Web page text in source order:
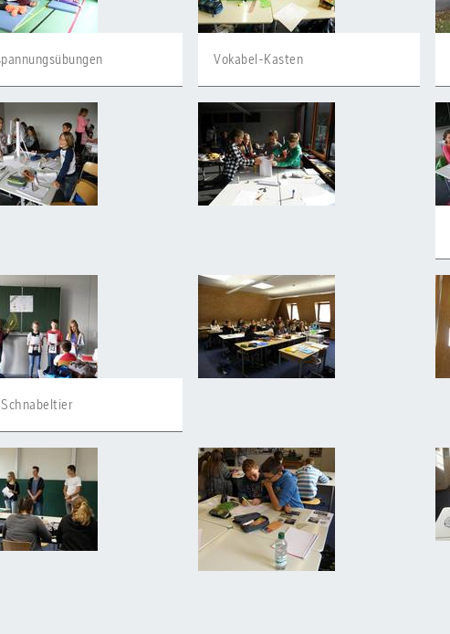
Vokabel-Kasten